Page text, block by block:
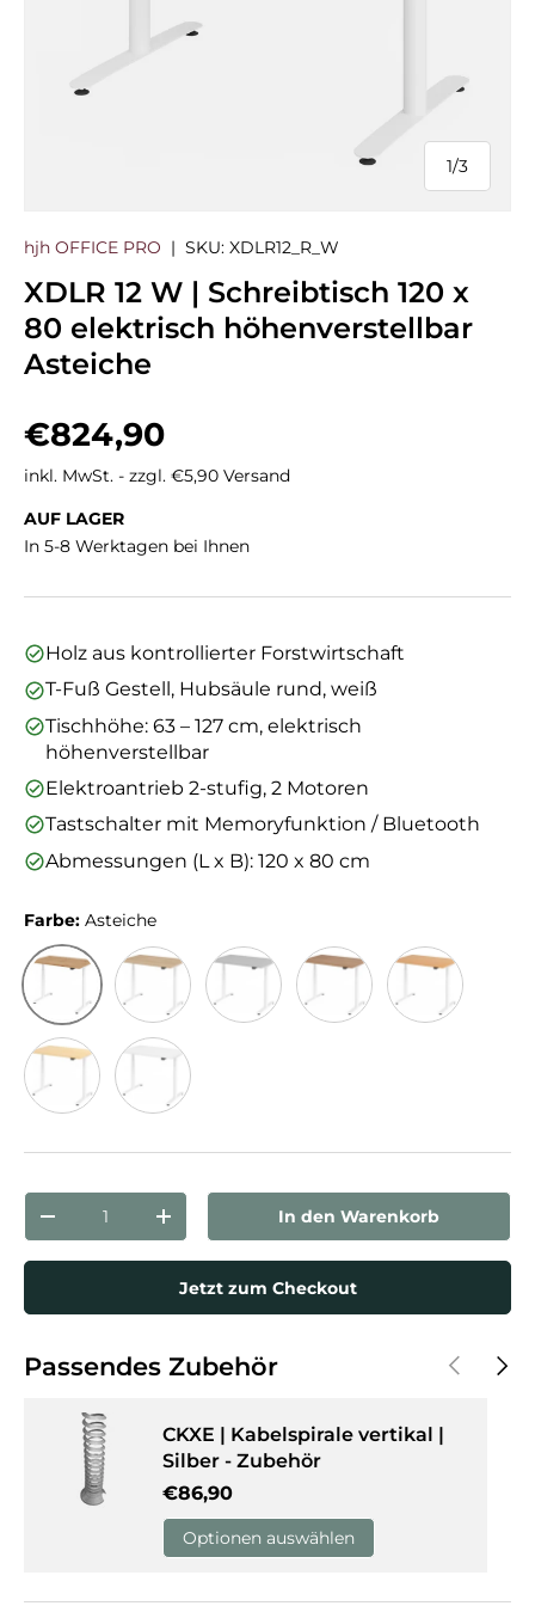
1/
von
3
hjh OFFICE PRO | SKU: XDLR12_R_W
XDLR 12 W | Schreibtisch 120 x
80 elektrisch höhenverstellbar
Asteiche
Normaler Preis
€824,90
inkl. MwSt. - zzgl. €5,90 Versand
AUF LAGER
In 5-8 Werktagen bei Ihnen
Holz aus kontrollierter Forstwirtschaft
T-Fuß Gestell, Hubsäule rund, weiß
Tischhöhe: 63 – 127 cm, elektrisch
höhenverstellbar
Elektroantrieb 2-stufig, 2 Motoren
Tastschalter mit Memoryfunktion / Bluetooth
Abmessungen (L x B): 120 x 80 cm
Farbe: Asteiche
Asteiche Eiche
Anzahl
Menge verringernMenge erhöhenIn den Warenkorb
Jetzt zum Checkout
Passendes Zubehör Vorherige
CKXE | Kabelspirale vertikal |
Silber - Zubehör
Normaler Preis
€86,90
Optionen auswählen